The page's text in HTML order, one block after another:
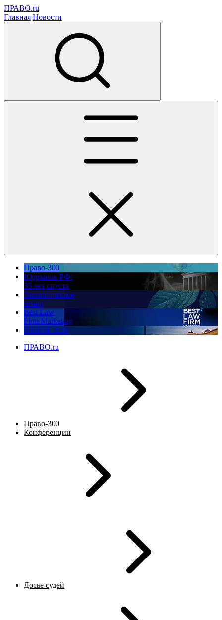
ПРАВО.ru
Главная Новости
Право-300
Юррынок РФ:
35 лет спустя
Экологическое
право
Best Law
Firm Marketing
ПМЮФ 2026
ПРАВО.ru
Право-300
Конференции
Досье судей